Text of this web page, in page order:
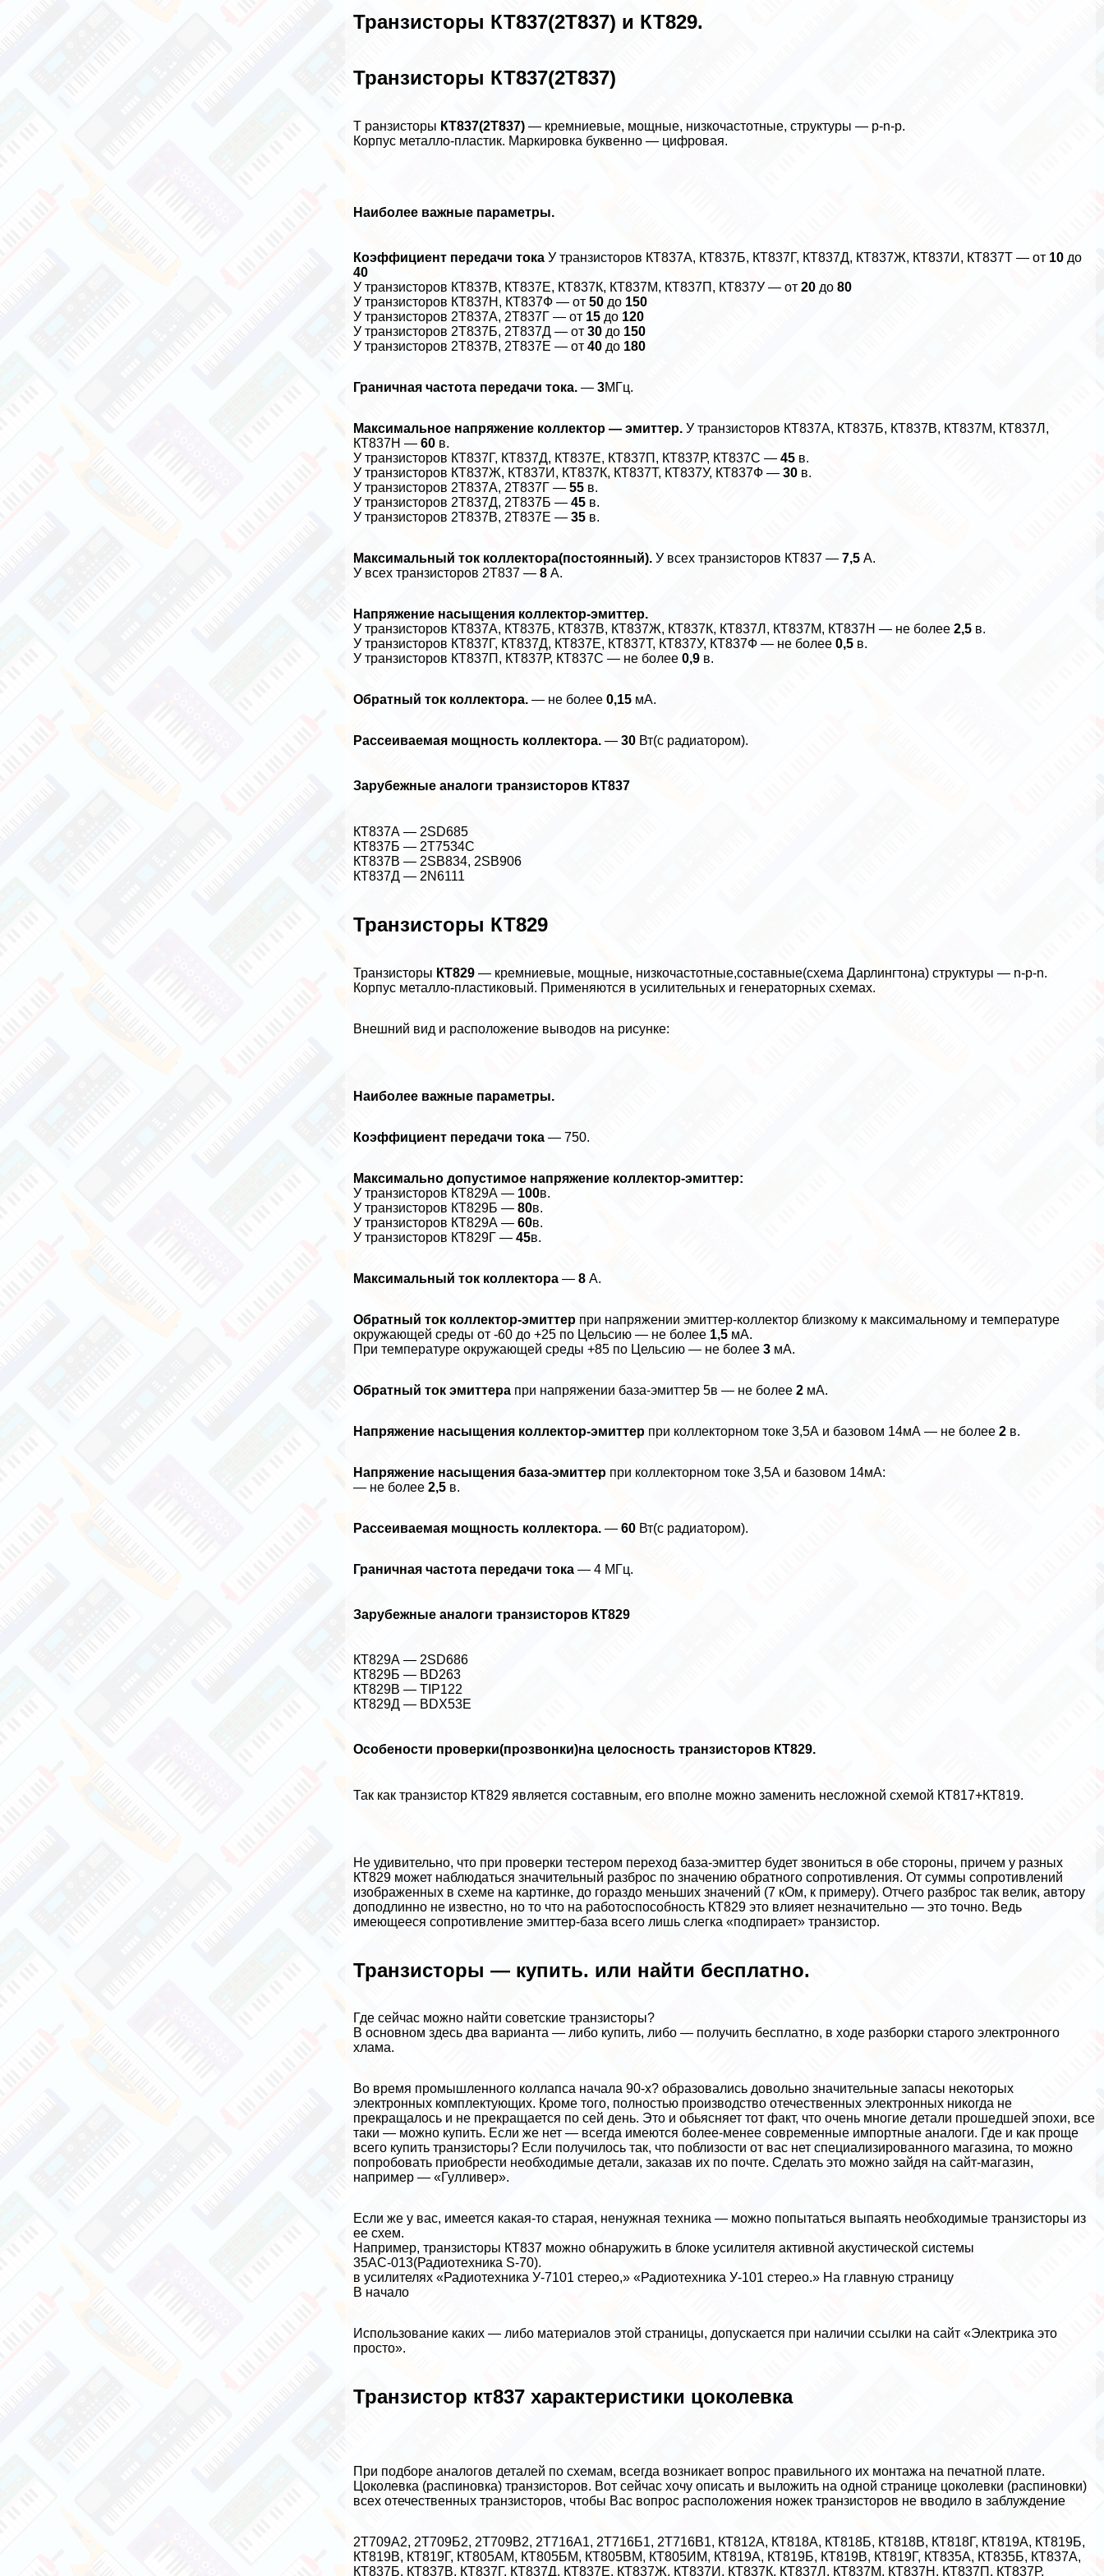
Транзисторы КТ837(2Т837) и КТ829.
Транзисторы КТ837(2Т837)
Т ранзисторы КТ837(2Т837) — кремниевые, мощные, низкочастотные, структуры — p-n-p.
Корпус металло-пластик. Маркировка буквенно — цифровая.
Наиболее важные параметры.
Коэффициент передачи тока У транзисторов КТ837А, КТ837Б, КТ837Г, КТ837Д, КТ837Ж, КТ837И, КТ837Т — от 10 до
40
У транзисторов КТ837В, КТ837Е, КТ837К, КТ837М, КТ837П, КТ837У — от20 до80
У транзисторов КТ837Н, КТ837Ф — от50 до 150
У транзисторов 2Т837А, 2Т837Г — от 15 до 120
У транзисторов 2Т837Б, 2Т837Д — от30 до 150
У транзисторов 2Т837В, 2Т837Е — от40 до 180
Граничная частота передачи тока. —3МГц.
Максимальное напряжение коллектор — эмиттер. У транзисторов КТ837А, КТ837Б, КТ837В, КТ837М, КТ837Л,
КТ837Н —60 в.
У транзисторов КТ837Г, КТ837Д, КТ837Е, КТ837П, КТ837Р, КТ837С —45 в.
У транзисторов КТ837Ж, КТ837И, КТ837К, КТ837Т, КТ837У, КТ837Ф —30 в.
У транзисторов 2Т837А, 2Т837Г —55 в.
У транзисторов 2Т837Д, 2Т837Б —45 в.
У транзисторов 2Т837В, 2Т837Е —35 в.
Максимальный ток коллектора(постоянный). У всех транзисторов КТ837 —7,5 А.
У всех транзисторов 2Т837 —8 А.
Напряжение насыщения коллектор-эмиттер.
У транзисторов КТ837А, КТ837Б, КТ837В, КТ837Ж, КТ837К, КТ837Л, КТ837М, КТ837Н — не более2,5 в.
У транзисторов КТ837Г, КТ837Д, КТ837Е, КТ837Т, КТ837У, КТ837Ф — не более0,5 в.
У транзисторов КТ837П, КТ837Р, КТ837С — не более0,9 в.
Обратный ток коллектора. — не более0,15 мА.
Рассеиваемая мощность коллектора. —30 Вт(с радиатором).
Зарубежные аналоги транзисторов КТ837
КТ837А — 2SD685
КТ837Б — 2T7534C
КТ837В — 2SB834, 2SB906
КТ837Д — 2N6111
Транзисторы КТ829
Транзисторы КТ829 — кремниевые, мощные, низкочастотные,составные(схема Дарлингтона) структуры — n-p-n.
Корпус металло-пластиковый. Применяются в усилительных и генераторных схемах.
Внешний вид и расположение выводов на рисунке:
Наиболее важные параметры.
Коэффициент передачи тока — 750.
Максимально допустимое напряжение коллектор-эмиттер:
У транзисторов КТ829А — 100в.
У транзисторов КТ829Б —80в.
У транзисторов КТ829А —60в.
У транзисторов КТ829Г —45в.
Максимальный ток коллектора —8 А.
Обратный ток коллектор-эмиттер при напряжении эмиттер-коллектор близкому к максимальному и температуре
окружающей среды от -60 до +25 по Цельсию — не более 1,5 мА.
При температуре окружающей среды +85 по Цельсию — не более3 мА.
Обратный ток эмиттера при напряжении база-эмиттер 5в — не более2 мА.
Напряжение насыщения коллектор-эмиттер при коллекторном токе 3,5А и базовом 14мА — не более2 в.
Напряжение насыщения база-эмиттер при коллекторном токе 3,5А и базовом 14мА:
— не более2,5 в.
Рассеиваемая мощность коллектора. —60 Вт(с радиатором).
Граничная частота передачи тока — 4 МГц.
Зарубежные аналоги транзисторов КТ829
КТ829А — 2SD686
КТ829Б — BD263
КТ829В — TIP122
КТ829Д — BDX53E
Особености проверки(прозвонки)на целосность транзисторов КТ829.
Так как транзистор КТ829 является составным, его вполне можно заменить несложной схемой КТ817+КТ819.
Не удивительно, что при проверки тестером переход база-эмиттер будет звониться в обе стороны, причем у разных
КТ829 может наблюдаться значительный разброс по значению обратного сопротивления. От суммы сопротивлений
изображенных в схеме на картинке, до гораздо меньших значений (7 кОм, к примеру). Отчего разброс так велик, автору
доподлинно не известно, но то что на работоспособность КТ829 это влияет незначительно — это точно. Ведь
имеющееся сопротивление эмиттер-база всего лишь слегка «подпирает» транзистор.
Транзисторы — купить. или найти бесплатно.
Где сейчас можно найти советские транзисторы?
В основном здесь два варианта — либо купить, либо — получить бесплатно, в ходе разборки старого электронного
хлама.
Во время промышленного коллапса начала 90-х? образовались довольно значительные запасы некоторых
электронных комплектующих. Кроме того, полностью производство отечественных электронных никогда не
прекращалось и не прекращается по сей день. Это и обьясняет тот факт, что очень многие детали прошедшей эпохи, все
таки — можно купить. Если же нет — всегда имеются более-менее современные импортные аналоги. Где и как проще
всего купить транзисторы? Если получилось так, что поблизости от вас нет специализированного магазина, то можно
попробовать приобрести необходимые детали, заказав их по почте. Сделать это можно зайдя на сайт-магазин,
например — «Гулливер».
Если же у вас, имеется какая-то старая, ненужная техника — можно попытаться выпаять необходимые транзисторы из
ее схем.
Например, транзисторы КТ837 можно обнаружить в блоке усилителя активной акустической системы
35АС-013(Радиотехника S-70).
в усилителях «Радиотехника У-7101 стерео,» «Радиотехника У-101 стерео.» На главную страницу
В начало
Использование каких — либо материалов этой страницы, допускается при наличии ссылки на сайт «Электрика это
просто».
Транзистор кт837 хаpaктеристики цоколевка
При подборе аналогов деталей по схемам, всегда возникает вопрос правильного их монтажа на печатной плате.
Цоколевка (распиновка) транзисторов. Вот сейчас хочу описать и выложить на одной странице цоколевки (распиновки)
всех отечественных транзисторов, чтобы Вас вопрос расположения ножек транзисторов не вводило в заблуждение
2Т709А2, 2Т709Б2, 2Т709В2, 2Т716А1, 2Т716Б1, 2Т716В1, КТ812А, КТ818А, КТ818Б, КТ818В, КТ818Г, КТ819А, КТ819Б,
КТ819В, КТ819Г, КТ805АМ, КТ805БМ, КТ805ВМ, КТ805ИМ, КТ819А, КТ819Б, КТ819В, КТ819Г, КТ835А, КТ835Б, КТ837А,
КТ837Б, КТ837В, КТ837Г, КТ837Д, КТ837Е, КТ837Ж, КТ837И, КТ837К, КТ837Л, КТ837М, КТ837Н, КТ837П, КТ837Р,